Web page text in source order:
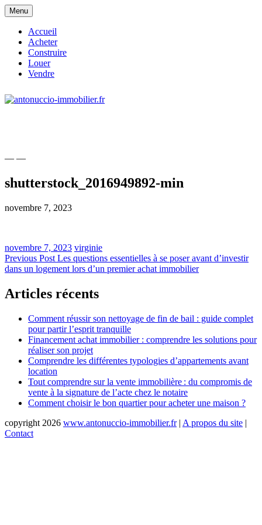
Skip
to
content
Menu
Accueil
Acheter
Construire
Louer
Vendre
— —
shutterstock_2016949892-min
novembre 7, 2023
novembre 7, 2023 virginie
Navigation
de
l’article
Previous Post Les questions essentielles à se poser avant d’investir
dans un logement lors d’un premier achat immobilier
Articles récents
Comment réussir son nettoyage de fin de bail : guide complet
pour partir l’esprit tranquille
Financement achat immobilier : comprendre les solutions pour
réaliser son projet
Comprendre les différentes typologies d’appartements avant
location
Tout comprendre sur la vente immobilière : du compromis de
vente à la signature de l’acte chez le notaire
Comment choisir le bon quartier pour acheter une maison ?
copyright 2026 www.antonuccio-immobilier.fr | A propos du site |
Contact